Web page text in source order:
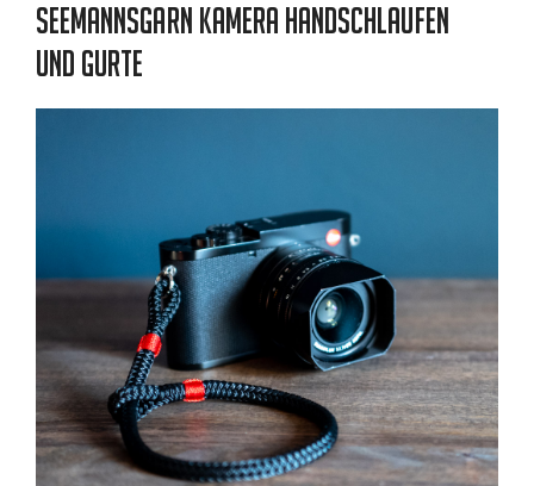
Seemannsgarn Kamera Handschlaufen
und Gurte